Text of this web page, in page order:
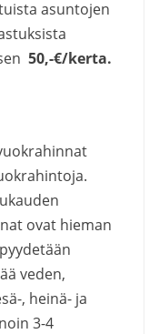
asuntojen
50,-€/kerta.
ovat hieman
veden,
, heinä- ja
3-4